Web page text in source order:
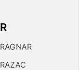
R
RAGNAR
RAZAC